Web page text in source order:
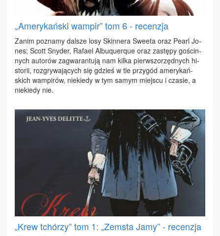
„Amerykański wampir” tom 6 - recenzja
Za­nim po­zna­my dal­sze lo­sy Skin­ne­ra Swe­eta oraz Pe­arl Jo­
nes; Scott Sny­der, Ra­fa­el Al­bu­qu­erque oraz za­stę­py go­ścin­
nych au­to­rów za­gwa­ran­tu­ją nam kil­ka pierw­szo­rzęd­nych hi­
sto­rii, roz­gry­wa­ją­cych się gdzieś w tle przy­gód ame­ry­kań­
skich wam­pi­rów, nie­kie­dy w tym sa­mym miej­scu i cza­sie, a
nie­kie­dy nie.
„Krew tchórzy” tom 1: „Zemsta Jamy” - recenzja